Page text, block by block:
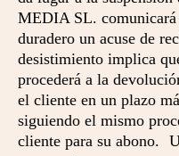
MEDIA SL.
duradero un acuse de
desistimiento implica
procederá a la
el cliente en un plazo
siguiendo el mismo
cliente para su abono.